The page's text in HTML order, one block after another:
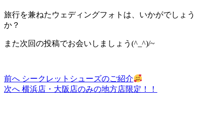
旅行を兼ねたウェディングフォトは、いかがでしょう
か？
また次回の投稿でお会いしましょう(^_^)/~
投
稿
前へ 過
去
シークレットシューズのご紹介
次へ 次
横浜店・大阪店のみの地方店限定！！